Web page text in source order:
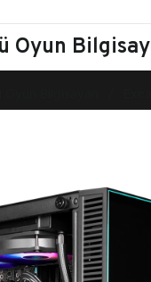
Oyun